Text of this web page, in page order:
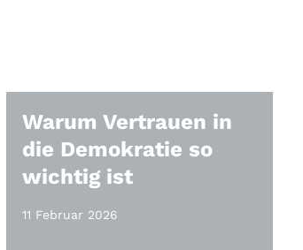
Warum Vertrauen in
die Demokratie so
wichtig ist
11 Februar 2026